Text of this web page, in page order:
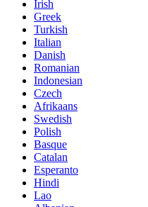
Irish
Greek
Turkish
Italian
Danish
Romanian
Indonesian
Czech
Afrikaans
Swedish
Polish
Basque
Catalan
Esperanto
Hindi
Lao